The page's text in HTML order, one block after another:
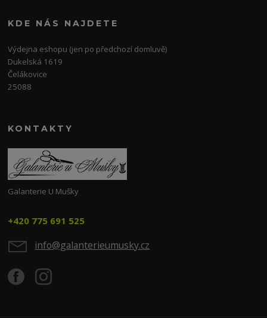
KDE NÁS NAJDETE
Výdejna eshopu (jen po předchozí domluvě)
Dukelská 1619
Čelákovice
25088
KONTAKTY
Galanterie U Mušky
+420 775 691 525
info@galanterieumusky.cz